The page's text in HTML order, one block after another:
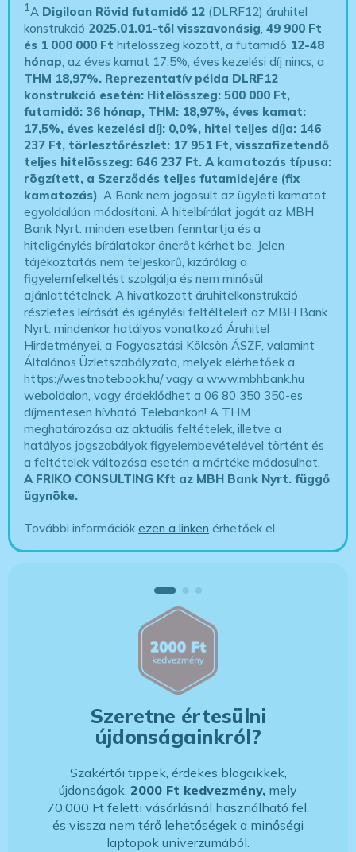
1A Digiloan Rövid futamidő 12 (DLRF12) áruhitel
konstrukció 2025.01.01-től visszavonásig,49 900 Ft
és 1 000 000 Ft hitelösszeg között, a futamidő 12-48
hónap, az éves kamat 17,5%, éves kezelési díj nincs, a
THM 18,97%. Reprezentatív példa DLRF12
konstrukció esetén: Hitelösszeg: 500 000 Ft,
futamidő: 36 hónap, THM: 18,97%, éves kamat:
17,5%, éves kezelési díj: 0,0%, hitel teljes díja: 146
237 Ft, törlesztőrészlet: 17 951 Ft, visszafizetendő
teljes hitelösszeg: 646 237 Ft.A kamatozás típusa:
rögzített, a Szerződés teljes futamidejére (fix
kamatozás). A Bank nem jogosult az ügyleti kamatot
egyoldalúan módosítani. A hitelbírálat jogát az MBH
Bank Nyrt. minden esetben fenntartja és a
hiteligénylés bírálatakor önerőt kérhet be. Jelen
tájékoztatás nem teljeskörű, kizárólag a
figyelemfelkeltést szolgálja és nem minősül
ajánlattételnek. A hivatkozott áruhitelkonstrukció
részletes leírását és igénylési feltélteleit az MBH Bank
Nyrt. mindenkor hatályos vonatkozó Áruhitel
Hirdetményei, a Fogyasztási Kölcsön ÁSZF, valamint
Általános Üzletszabályzata, melyek elérhetőek a
https://westnotebook.hu/vagy a www.mbhbank.hu
weboldalon, vagy érdeklődhet a 06 80 350 350-es
díjmentesen hívható Telebankon! A THM
meghatározása az aktuális feltételek, illetve a
hatályos jogszabályok figyelembevételével történt és
a feltételek változása esetén a mértéke módosulhat.
A FRIKO CONSULTING Kft az MBH Bank Nyrt. függő
ügynöke.
További információkezen a linken érhetőek el.
Szeretne értesülni
újdonságainkról?
Szakértői tippek, érdekes blogcikkek,
újdonságok, 2000 Ft kedvezmény, mely
70.000 Ft feletti vásárlásnál használható fel,
és vissza nem térő lehetőségek a minőségi
laptopok univerzumából.